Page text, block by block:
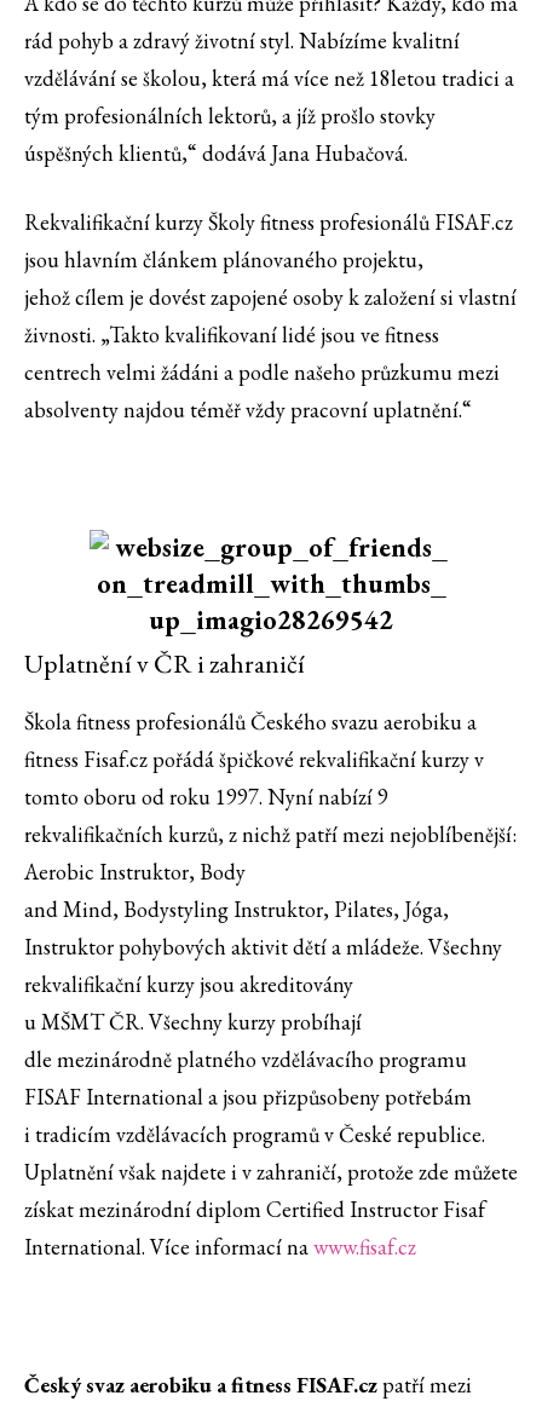
rád pohyb a zdravý životní styl. Nabízíme kvalitní
vzdělávání se školou, která má více než 18letou tradici a
tým profesionálních lektorů, a jíž prošlo stovky
úspěšných klientů,“ dodává Jana Hubačová.
Rekvalifikační kurzy Školy fitness profesionálů FISAF.cz
jsou hlavním článkem plánovaného projektu,
jehož cílem je dovést zapojené osoby k založení si vlastní
živnosti. „Takto kvalifikovaní lidé jsou ve fitness
centrech velmi žádáni a podle našeho průzkumu mezi
absolventy najdou téměř vždy pracovní uplatnění.“
Uplatnění v ČR i zahraničí
Škola fitness profesionálů Českého svazu aerobiku a
fitness Fisaf.cz pořádá špičkové rekvalifikační kurzy v
tomto oboru od roku 1997. Nyní nabízí 9
rekvalifikačních kurzů, z nichž patří mezi nejoblíbenější:
Aerobic Instruktor, Body
and Mind, Bodystyling Instruktor, Pilates, Jóga,
Instruktor pohybových aktivit dětí a mládeže. Všechny
rekvalifikační kurzy jsou akreditovány
u MŠMT ČR. Všechny kurzy probíhají
dle mezinárodně platného vzdělávacího programu
FISAF International a jsou přizpůsobeny potřebám
i tradicím vzdělávacích programů v České republice.
Uplatnění však najdete i v zahraničí, protože zde můžete
získat mezinárodní diplom Certified Instructor Fisaf
International. Více informací nawww.fisaf.cz
Český svaz aerobiku a fitness FISAF.czpatří mezi